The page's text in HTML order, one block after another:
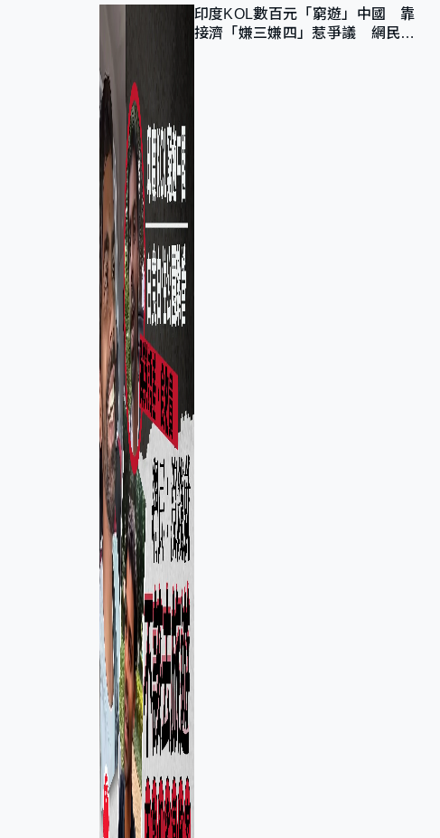
印度KOL數百元「窮遊」中國 靠
接濟「嫌三嫌四」惹爭議 網民：